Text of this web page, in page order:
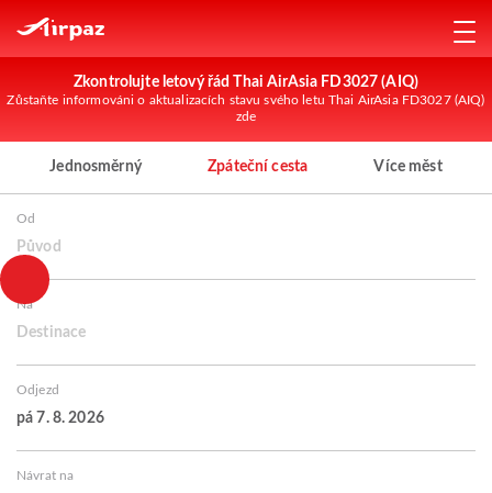
Zkontrolujte letový řád Thai AirAsia FD3027 (AIQ)
Zůstaňte informováni o aktualizacích stavu svého letu Thai AirAsia FD3027 (AIQ)
zde
Jednosměrný Zpáteční cesta Více měst
Od
Původ
Na
Destinace
Odjezd
pá 7. 8. 2026
Návrat na